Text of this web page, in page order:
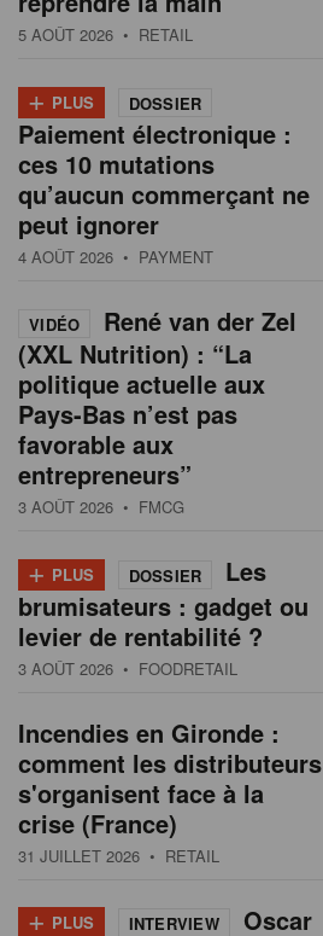
5 AOÛT 2026 • RETAIL
+ PLUS DOSSIER
Paiement électronique :
ces 10 mutations
qu’aucun commerçant ne
peut ignorer
4 AOÛT 2026 • PAYMENT
VIDÉO
René van der Zel
(XXL Nutrition) : “La
politique actuelle aux
Pays-Bas n’est pas
favorable aux
entrepreneurs”
3 AOÛT 2026 • FMCG
+ PLUS DOSSIER
Les
brumisateurs : gadget ou
levier de rentabilité ?
3 AOÛT 2026 • FOODRETAIL
Incendies en Gironde :
comment les distributeurs
s'organisent face à la
crise (France)
31 JUILLET 2026 • RETAIL
+ PLUS INTERVIEW Oscar